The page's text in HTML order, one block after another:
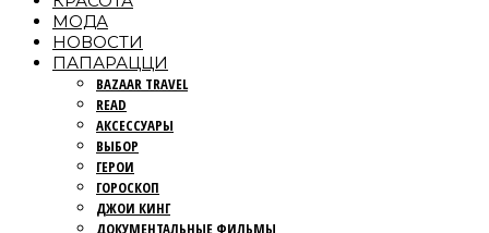
МОДА
НОВОСТИ
ПАПАРАЦЦИ
BAZAAR TRAVEL
READ
АКСЕССУАРЫ
ВЫБОР
ГЕРОИ
ГОРОСКОП
ДЖОИ КИНГ
ДОКУМЕНТАЛЬНЫЕ ФИЛЬМЫ